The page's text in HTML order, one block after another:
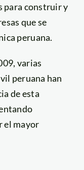
para construir y
que se
peruana.
varias
peruana han
de esta
el mayor